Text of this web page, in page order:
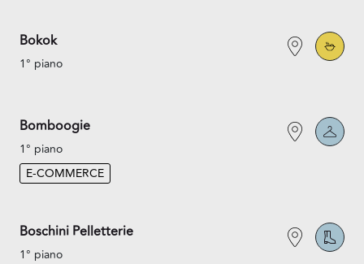
Bokok
1° piano
Bomboogie
1° piano
E-COMMERCE
Boschini Pelletterie
1° piano